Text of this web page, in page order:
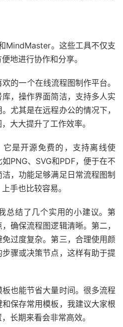
MindMaster。这些工具不仅支
地进行协作和分享。
的一个在线流程图制作平台。
，操作界面简洁，支持多人实
尤其是在远程办公的情况下，
大大提升了工作效率。
是开源免费的，支持离线使
PNG、SVG和PDF，便于在不
，功能足够满足日常流程图制
手也比较容易。
总结了几个实用的小建议。第
确保流程图逻辑清晰。第二，
过度复杂。第三，合理使用颜
骤或决策节点，这样有助于提
也能节省大量时间。很多流程
保存常用模板，我建议大家根
长期来看会非常高效。